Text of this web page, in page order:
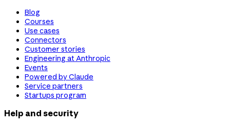
Blog
Courses
Use cases
Connectors
Customer stories
Engineering at Anthropic
Events
Powered by Claude
Service partners
Startups program
Help and security